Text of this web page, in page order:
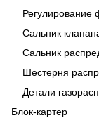
Регулирование
Сальник
Сальник
Шестерня
Детали
Блок-картер